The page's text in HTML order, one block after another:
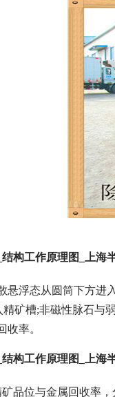
稀土永
构工作原理图_上海
悬浮态从圆筒下方进
矿槽;非磁性脉石与
收率。
构工作原理图_上海
品位与金属回收率